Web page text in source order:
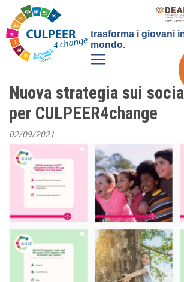
contenuto
trasforma i giovani
mondo.
Nuova strategia sui
per CULPEER4change
02/09/2021